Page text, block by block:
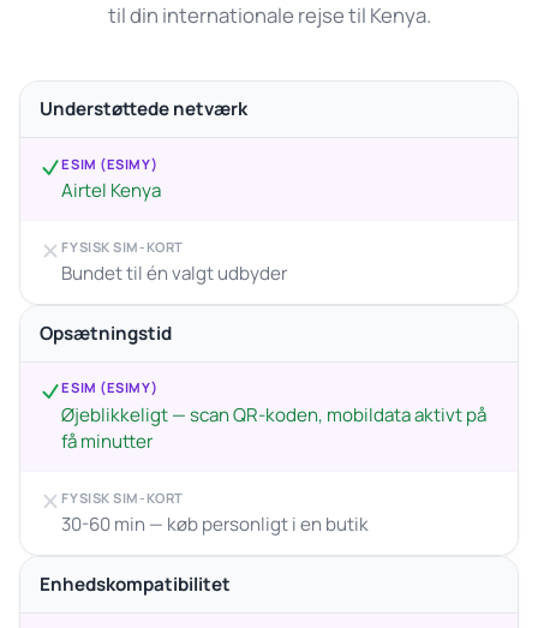
til din internationale rejse til Kenya.
Understøttede netværk
ESIM (ESIMY)
Airtel Kenya
FYSISK SIM-KORT
Bundet til én valgt udbyder
Opsætningstid
ESIM (ESIMY)
Øjeblikkeligt — scan QR-koden, mobildata aktivt på
få minutter
FYSISK SIM-KORT
30-60 min — køb personligt i en butik
Enhedskompatibilitet